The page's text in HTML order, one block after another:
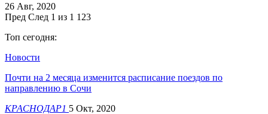
26 Авг, 2020
Пред След 1 из 1 123
Топ сегодня:
Новости
Почти на 2 месяца изменится расписание поездов по
направлению в Сочи
КРАСНОДАР1 5 Окт, 2020